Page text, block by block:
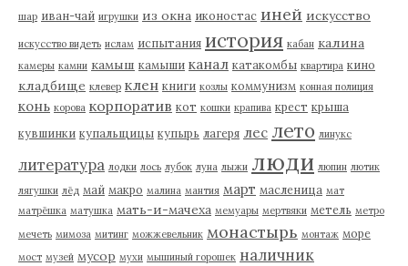
шар иван-чай игрушки из окна иконостас иней искусство
искусство видеть ислам испытания история кабан калина
камеры камни камыш камыши канал катакомбы квартира кино
кладбище клевер клен книги козлы коммунизм конная полиция
конь корова корпоратив кот кошки крапива крест крыша
кувшинки купальщицы купырь лагеря лес лето линукс
литература лодки лось лубок луна лыжи люди люпин лютик
лягушки лёд май макро малина мантия март масленица мат
матрёшка матушка мать-и-мачеха мемуары мертвяки метель метро
мечеть мимоза митинг можжевельник монастырь монтаж море
мост музей мусор мухи мышиный горошек наличник